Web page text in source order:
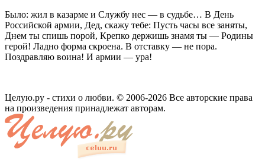
Было: жил в казарме и Службу нес — в судьбе… В День
Российской армии, Дед, скажу тебе: Пусть часы все заняты,
Днем ты спишь порой, Крепко держишь знамя ты — Родины
герой! Ладно форма скроена. В отставку — не пора.
Поздравляю воина! И армии — ура!
Целую.ру - стихи о любви. © 2006-2026 Все авторские права
на произведения принадлежат авторам.